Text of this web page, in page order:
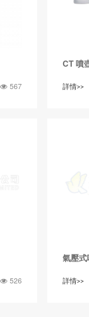
567
CT 噴
詳情>>
526
氣壓
詳情>>